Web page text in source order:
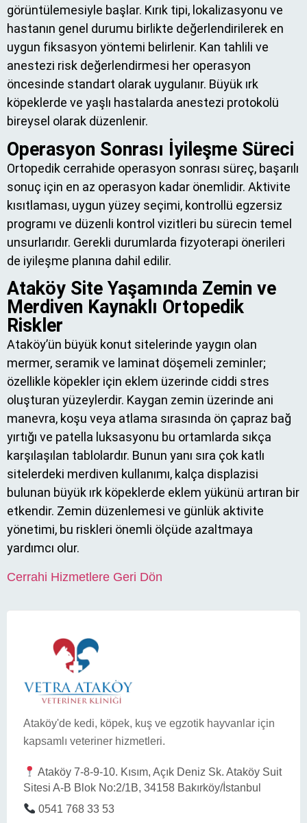
görüntülemesiyle başlar. Kırık tipi, lokalizasyonu ve
hastanın genel durumu birlikte değerlendirilerek en
uygun fiksasyon yöntemi belirlenir. Kan tahlili ve
anestezi risk değerlendirmesi her operasyon
öncesinde standart olarak uygulanır. Büyük ırk
köpeklerde ve yaşlı hastalarda anestezi protokolü
bireysel olarak düzenlenir.
Operasyon Sonrası İyileşme Süreci
Ortopedik cerrahide operasyon sonrası süreç, başarılı
sonuç için en az operasyon kadar önemlidir. Aktivite
kısıtlaması, uygun yüzey seçimi, kontrollü egzersiz
programı ve düzenli kontrol vizitleri bu sürecin temel
unsurlarıdır. Gerekli durumlarda fizyoterapi önerileri
de iyileşme planına dahil edilir.
Ataköy Site Yaşamında Zemin ve
Merdiven Kaynaklı Ortopedik
Riskler
Ataköy’ün büyük konut sitelerinde yaygın olan
mermer, seramik ve laminat döşemeli zeminler;
özellikle köpekler için eklem üzerinde ciddi stres
oluşturan yüzeylerdir. Kaygan zemin üzerinde ani
manevra, koşu veya atlama sırasında ön çapraz bağ
yırtığı ve patella luksasyonu bu ortamlarda sıkça
karşılaşılan tablolardır. Bunun yanı sıra çok katlı
sitelerdeki merdiven kullanımı, kalça displazisi
bulunan büyük ırk köpeklerde eklem yükünü artıran bir
etkendir. Zemin düzenlemesi ve günlük aktivite
yönetimi, bu riskleri önemli ölçüde azaltmaya
yardımcı olur.
Cerrahi Hizmetlere Geri Dön
Ataköy'de kedi, köpek, kuş ve egzotik hayvanlar için
kapsamlı veteriner hizmetleri.
Ataköy 7-8-9-10. Kısım, Açık Deniz Sk. Ataköy Suit
Sitesi A-B Blok No:2/1B, 34158 Bakırköy/İstanbul
0541 768 33 53